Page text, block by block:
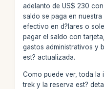
adelanto de US$ 230
saldo se paga en
efectivo en d?lares o
pagar el saldo con
gastos administrativos y
est? actualizada.
Como puede ver, toda la
trek y la reserva est?